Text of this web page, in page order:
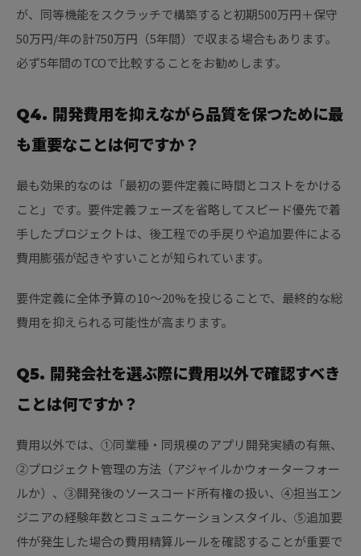
が、同等機能をスクラッチで構築すると初期500万円＋保守
50万円/年の計750万円（5年間）で収まる場合もあります。
必ず5年間のTCOで比較することをお勧めします。
Q4. 開発費用を抑えながら品質を保つために最
も重要なことは何ですか？
最も効果的なのは「最初の要件定義に時間とコストをかける
こと」です。要件定義フェーズを省略してスピード優先で着
手したプロジェクトは、後工程での手戻りや追加要件による
費用膨張が起きやすいことが知られています。
要件定義に全体予算の10〜20%を投じることで、最終的な総
費用を抑えられる可能性が高まります。
Q5. 開発会社を選ぶ際に費用以外で確認すべき
ことは何ですか？
費用以外では、①同業種・同規模のアプリ開発実績の有無、
②プロジェクト管理の方法（アジャイルかウォーターフォー
ルか）、③開発後のソースコード所有権の扱い、④担当エン
ジニアの経験年数とコミュニケーションスタイル、⑤追加要
件が発生した場合の費用精算ルールを確認することが重要で